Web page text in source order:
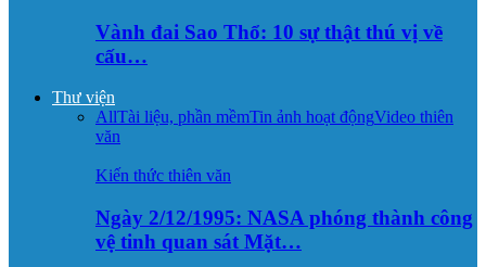
Vành đai Sao Thổ: 10 sự thật thú vị về
cấu…
Thư viện
AllTài liệu, phần mềmTin ảnh hoạt độngVideo thiên
văn
Kiến thức thiên văn
Ngày 2/12/1995: NASA phóng thành công
vệ tinh quan sát Mặt…